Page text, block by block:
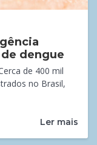
dengue
de 400 mil
no Brasil,
Ler mais